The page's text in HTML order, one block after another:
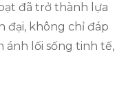
đã trở thành lựa
đại, không chỉ đáp
ánh lối sống tinh tế,